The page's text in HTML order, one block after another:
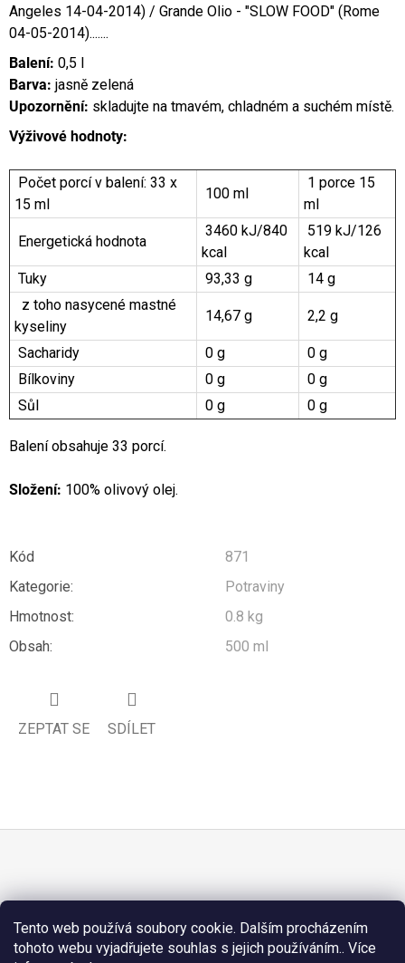
Tento web používá soubory cookie. Dalším procházením
tohoto webu vyjadřujete souhlas s jejich používáním.. Více
Angeles 14-04-2014) / Grande Olio - "SLOW FOOD" (Rome
04-05-2014).......
Balení: 0,5 l
Barva: jasně zelená
Upozornění: skladujte na tmavém, chladném a suchém místě.
Výživové hodnoty:
Počet porcí v balení: 33 x
15 ml
100 ml
1 porce 15
ml
Energetická hodnota
3460 kJ/840
kcal
519 kJ/126
kcal
Tuky
93,33 g
14 g
z toho nasycené mastné
kyseliny
14,67 g 2,2 g
Sacharidy 0 g
0 g
Bílkoviny
0 g
0 g
Sůl
0 g 0 g
Balení obsahuje 33 porcí.
Složení: 100% olivový olej.
Kód
871
Kategorie:
Potraviny
Hmotnost:
0.8 kg
Obsah: 500 ml
ZEPTAT SE SDÍLET
Á
A